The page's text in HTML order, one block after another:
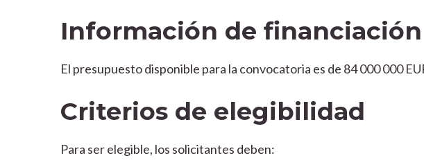
Información de financiación
El presupuesto disponible para la convocatoria es de 84 000 000
Criterios de elegibilidad
Para ser elegible, los solicitantes deben: